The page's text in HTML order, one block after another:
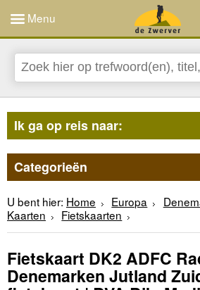
Menu
Ik ga op reis naar:
Categorieën
U bent hier: Home Europa
Kaarten
Fietskaarten
Fietskaart DK2 ADFC
Denemarken Jutland